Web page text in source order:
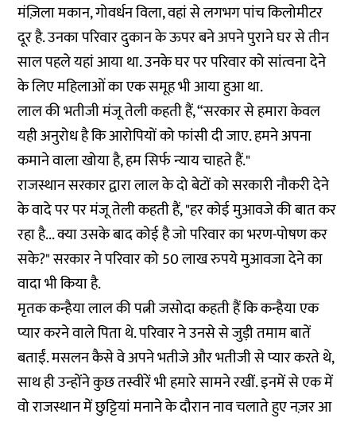
मंज़िला मकान, गोवर्धन विला, वहां से लगभग पांच किलोमीटर
दूर है. उनका परिवार दुकान के ऊपर बने अपने पुराने घर से तीन
साल पहले यहां आया था. उनके घर पर परिवार को सांत्वना देने
के लिए महिलाओं का एक समूह भी आया हुआ था.
लाल की भतीजी मंजू तेली कहती हैं, “सरकार से हमारा केवल
यही अनुरोध है कि आरोपियों को फांसी दी जाए. हमने अपना
कमाने वाला खोया है, हम सिर्फ न्याय चाहते हैं."
राजस्थान सरकार द्वारा लाल के दो बेटों को सरकारी नौकरी देने
के वादे पर पर मंजू तेली कहती हैं, "हर कोई मुआवजे की बात कर
रहा है... क्या उसके बाद कोई है जो परिवार का भरण-पोषण कर
सके?" सरकार ने परिवार को 50 लाख रुपये मुआवजा देने का
वादा भी किया है.
मृतक कन्हैया लाल की पत्नी जसोदा कहती हैं कि कन्हैया एक
प्यार करने वाले पिता थे. परिवार ने उनसे से जुड़ी तमाम बातें
बताईं. मसलन कैसे वे अपने भतीजे और भतीजी से प्यार करते थे,
साथ ही उन्होंने कुछ तस्वीरें भी हमारे सामने रखीं. इनमें से एक में
वो राजस्थान में छुट्टियां मनाने के दौरान नाव चलाते हुए नज़र आ